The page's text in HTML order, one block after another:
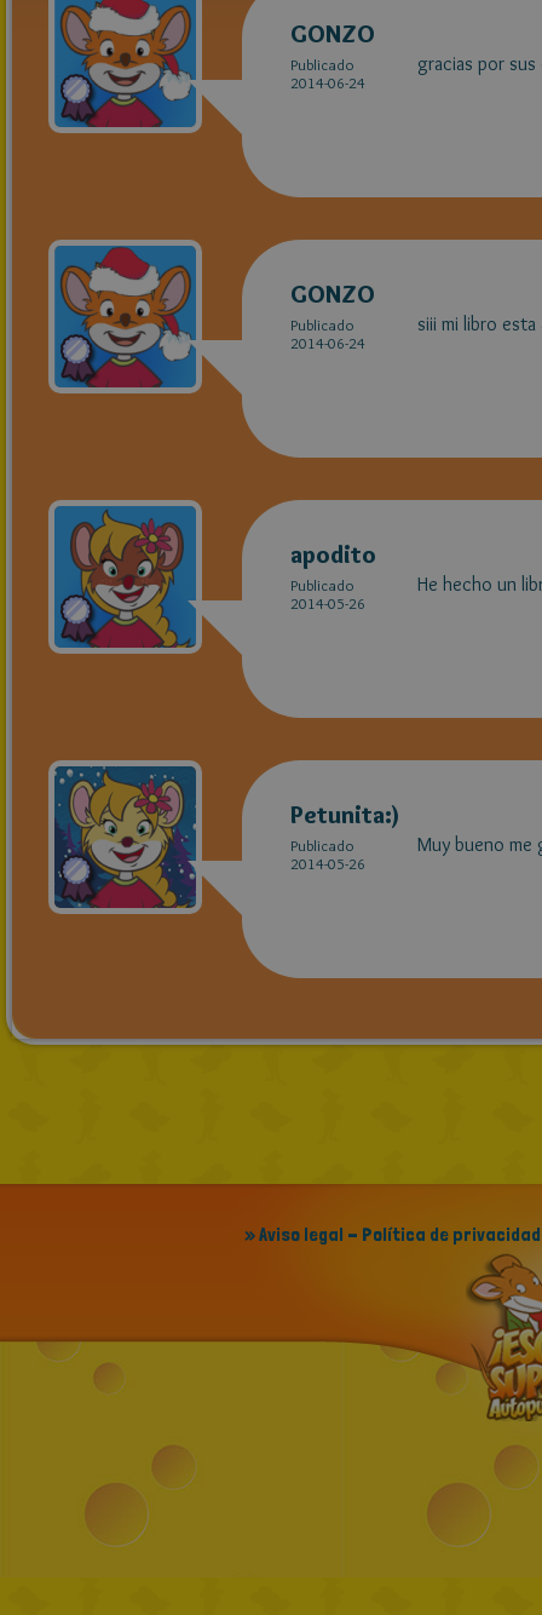
GONZO
Publicado
2014-06-24
gracias por
GONZO
Publicado
2014-06-24
siii mi libro
apodito
Publicado
2014-05-26
He hecho un
Petunita:)
Publicado
2014-05-26
Muy bueno me
» Aviso legal - Política de privacidad